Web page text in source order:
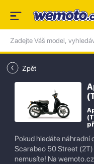
Zpět
Pokud hledáte náhradní
Scarabeo 50 Street
nemusíte! Na